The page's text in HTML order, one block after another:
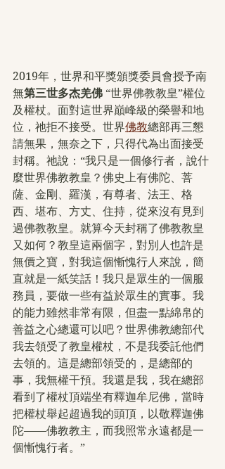
2019年，世界和平獎頒獎委員會授予南
無第三世多杰羌佛 “世界佛教教皇”權位
及權杖。面對這世界巔峰級的榮譽和地
位，祂拒不接受。世界佛教總部再三懇
請無果，無奈之下，只得代為出面接受
封稱。祂說：“我只是一個修行者，說什
麼世界佛教教皇？佛史上有佛陀、菩
薩、金剛、羅漢，有尊者、法王、格
西、堪布、方丈、住持，從來沒有見到
過佛教教皇。就算今天封稱了佛教教皇
又如何？教皇這兩個字，對別人也許是
無價之寶，對我這個慚愧行人來說，簡
直就是一紙笑話！我只是眾生的一個服
務員，要做一些有益於眾生的實事。我
的能力雖然非常有限，但盡一點綿帛的
善益之心總還可以吧？世界佛教總部代
我去領受了教皇權杖，不是我委託他們
去領的。這是總部領受的，是總部的
事，我無權干預。我還是我，我在總部
看到了權杖頂端坐有釋迦牟尼佛，當時
把權杖舉起超過我的頭頂，以敬釋迦佛
陀——佛教教主，而我照常永遠都是一
個慚愧行者。”